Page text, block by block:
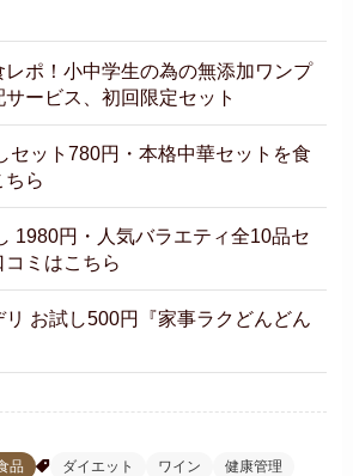
レポ！小中学生の為の無添加ワンプ
ービス、初回限定セット
セット780円・本格中華セットを食
ちら
1980円・人気バラエティ全10品セ
ミはこちら
お試し500円『家事ラクどんどん
品 ダイエット ワイン 健康管理